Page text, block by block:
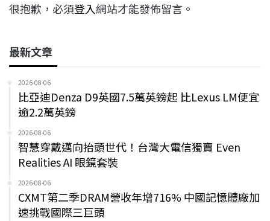
很抱歉，必須登入網站才能發佈留言。
最新文章
2026-08-06
比亞迪Denza D9英國7.5萬英鎊起 比Lexus LM便宜
逾2.2萬英鎊
2026-08-06
智慧穿戴邁向抬頭世代！台灣大電信獨賣 Even
Realities AI 眼鏡套裝
2026-08-06
CXMT第二季DRAM營收年增716% 中國記憶體廠加
速挑戰國際三巨頭